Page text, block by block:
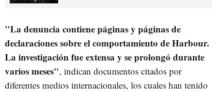
"La denuncia contiene páginas y páginas de
declaraciones sobre el comportamiento de Harbour.
La investigación fue extensa y se prolongó durante
varios meses", indican documentos citados por
diferentes medios internacionales, los cuales han tenido